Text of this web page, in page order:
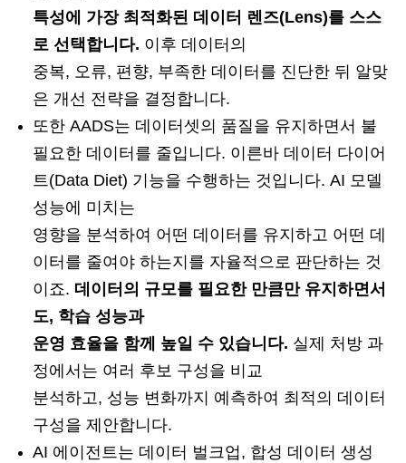
특성에 가장 최적화된 데이터 렌즈(Lens)를 스스
로 선택합니다. 이후 데이터의
중복, 오류, 편향, 부족한 데이터를 진단한 뒤 알맞
은 개선 전략을 결정합니다.
또한 AADS는 데이터셋의 품질을 유지하면서 불
필요한 데이터를 줄입니다. 이른바 데이터 다이어
트(Data Diet) 기능을 수행하는 것입니다. AI 모델
성능에 미치는
영향을 분석하여 어떤 데이터를 유지하고 어떤 데
이터를 줄여야 하는지를 자율적으로 판단하는 것
이죠. 데이터의 규모를 필요한 만큼만 유지하면서
도, 학습 성능과
운영 효율을 함께 높일 수 있습니다. 실제 처방 과
정에서는 여러 후보 구성을 비교
분석하고, 성능 변화까지 예측하여 최적의 데이터
구성을 제안합니다.
AI 에이전트는 데이터 벌크업, 합성 데이터 생성